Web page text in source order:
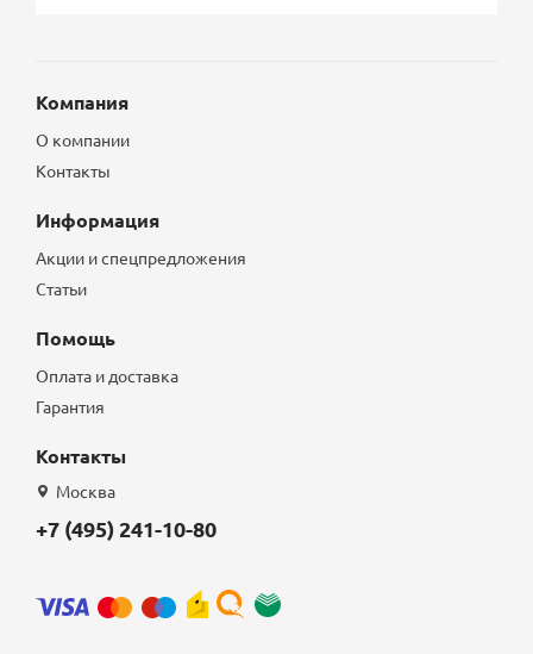
Компания
О компании
Контакты
Информация
Акции и спецпредложения
Статьи
Помощь
Оплата и доставка
Гарантия
Контакты
Москва
+7 (495) 241-10-80